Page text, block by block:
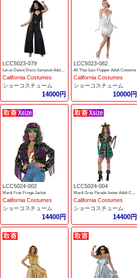
LCC5023-079
California Costumes
ショーコスチューム
14000円
LCC5023-082
All That Jazz Flapper Adult Costume
California Costumes
ショーコスチューム
10000円
LCC5024-002
Mardi Fras Fringe Jacket
California Costumes
ショーコスチューム
14400円
LCC5024-004
Mardi Gras Parade Jester Adult Costume
California Costumes
ショーコスチューム
14400円